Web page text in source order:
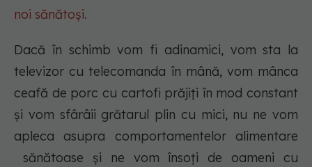
noi sănătoși.
Dacă în schimb vom fi adinamici, vom sta la
televizor cu telecomanda în mână, vom mânca
ceafă de porc cu cartofi prăjiți în mod constant
și vom sfârâii grătarul plin cu mici, nu ne vom
apleca asupra comportamentelor alimentare
sănătoase și ne vom însoți de oameni cu